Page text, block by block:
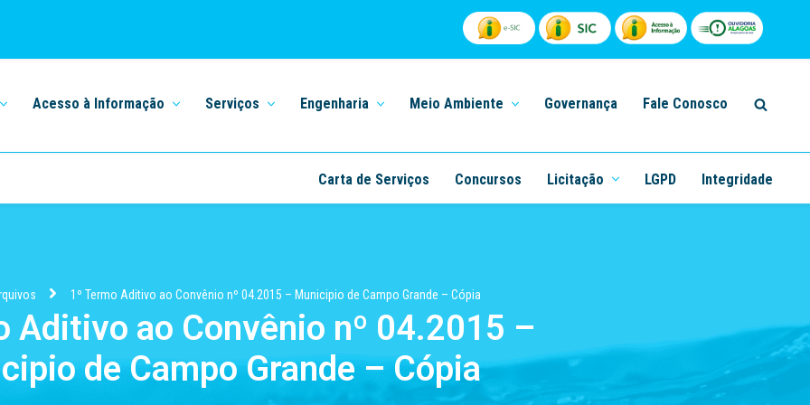
Acesso à Informação Serviços Engenharia Meio Ambiente Governança Fale Conosco
Carta de Serviços Concursos Licitação LGPD Integridade
1º Termo Aditivo ao Convênio nº 04.2015 – Municipio de Campo Grande – Cópia
Aditivo ao Convênio nº 04.2015 –
de Campo Grande – Cópia